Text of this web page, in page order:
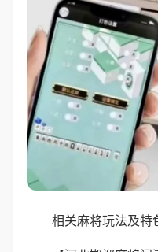
相关麻将玩法及特